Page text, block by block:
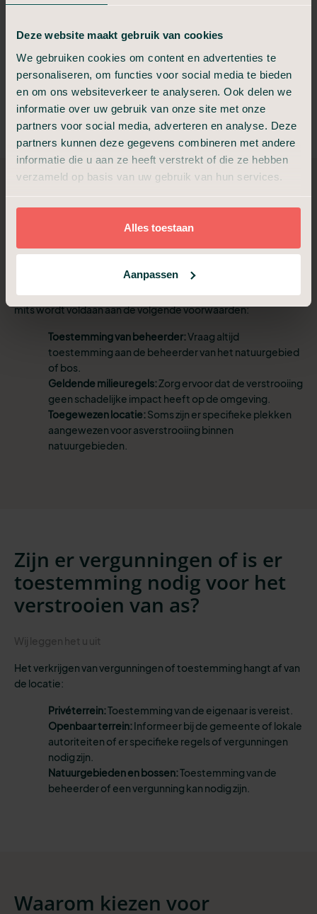
Deze website maakt gebruik van cookies
We gebruiken cookies om content en advertenties te
personaliseren, om functies voor social media te bieden
en om ons websiteverkeer te analyseren. Ook delen we
informatie over uw gebruik van onze site met onze
partners voor social media, adverteren en analyse. Deze
partners kunnen deze gegevens combineren met andere
informatie die u aan ze heeft verstrekt of die ze hebben
verzameld op basis van uw gebruik van hun services.
Alles toestaan
Aanpassen
Geweldig!!
monique Rachel
Respect vol
Alles was duidelijk en de mensen respectvol.
M
Kunt u as verstrooien in een
natuurgebied of in het bos?
Ja, as kan worden verstrooid in een natuurgebied of in het bos,
mits wordt voldaan aan de volgende voorwaarden:
Toestemming van beheerder:Vraag altijd
toestemming aan de beheerder van het natuurgebied
of bos.
Geldende milieuregels:Zorg ervoor dat de verstrooiing
geen schadelijke impact heeft op de omgeving.
Toegewezen locatie:Soms zijn er specifieke plekken
aangewezen voor asverstrooiing binnen
natuurgebieden.
Zijn er vergunningen of is er
toestemming nodig voor het
verstrooien van as?
Wij leggen het u uit
Het verkrijgen van vergunningen of toestemming hangt af van
de locatie:
Privéterrein:Toestemming van de eigenaar is vereist.
Openbaar terrein:Informeer bij de gemeente of lokale
autoriteiten of er specifieke regels of vergunningen
nodig zijn.
Natuurgebieden en bossen:Toestemming van de
beheerder of een vergunning kan nodig zijn.
Waarom kiezen voor